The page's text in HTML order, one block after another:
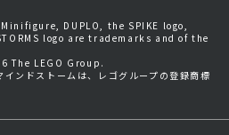
DUPLO, the SPIKE logo,
logo are trademarks and of the
The LEGO Group.
ンドストームは、レゴグループの登録商標